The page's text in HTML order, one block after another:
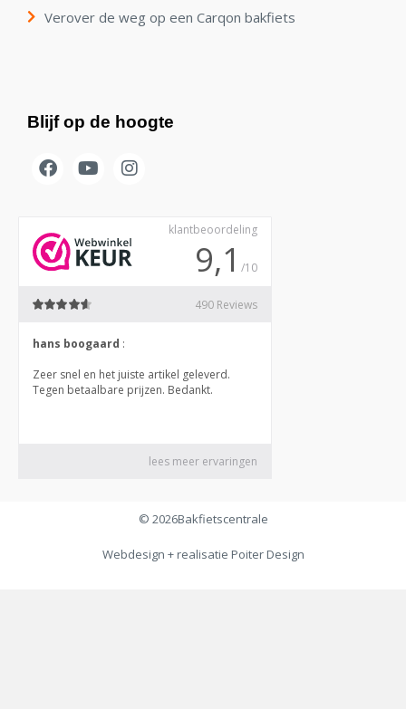
Verover de weg op een Carqon bakfiets
Blijf op de hoogte
© 2026Bakfietscentrale
Webdesign + realisatie Poiter Design